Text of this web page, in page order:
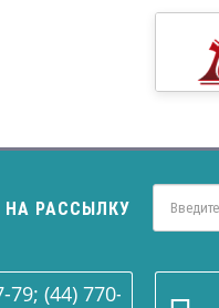
РАССЫЛКУ
79; (44) 770-86-68